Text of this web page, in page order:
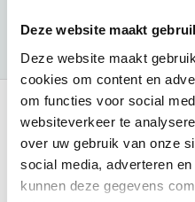
Deze website maakt
Deze website maakt
cookies om content en
om functies voor social
websiteverkeer te
over uw gebruik van onze
social media, adverteren
kunnen deze gegevens
Gratis bezorging